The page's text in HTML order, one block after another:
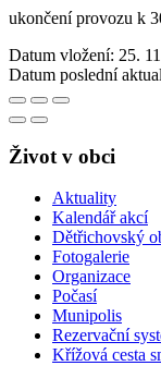
ukončení provozu k
Datum vložení: 25.
Datum poslední
Život v obci
Aktuality
Kalendář akcí
Dětřichovský
Fotogalerie
Organizace
Počasí
Munipolis
Rezervační
Křížová cesta